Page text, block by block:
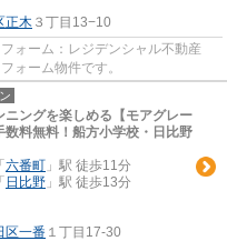
正木 ３丁目13−10
ォーム：レジデンシャル不動産
ォーム物件です。
ニングを楽しめる【モアグレー
数料無料！船方小学校・日比野
「 六番町 」駅 徒歩11分
「 日比野 」駅 徒歩13分
区一番 １丁目17-30